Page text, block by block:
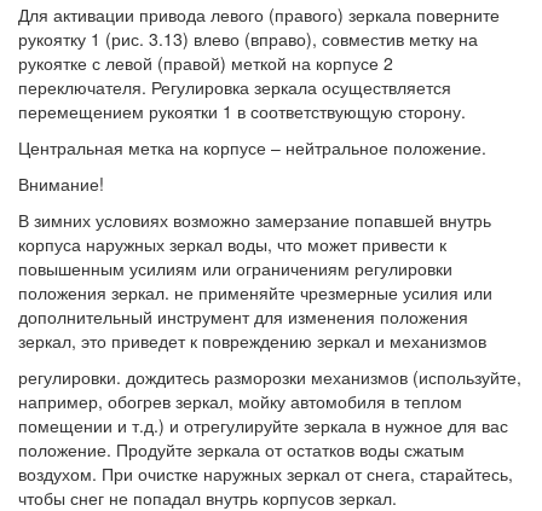
Для активации привода левого (правого) зеркала поверните
рукоятку 1 (рис. 3.13) влево (вправо), совместив метку на
рукоятке с левой (правой) меткой на корпусе 2
переключателя. Регулировка зеркала осуществляется
перемещением рукоятки 1 в соответствующую сторону.
Центральная метка на корпусе – нейтральное положение.
Внимание!
В зимних условиях возможно замерзание попавшей внутрь
корпуса наружных зеркал воды, что может привести к
повышенным усилиям или ограничениям регулировки
положения зеркал. не применяйте чрезмерные усилия или
дополнительный инструмент для изменения положения
зеркал, это приведет к повреждению зеркал и механизмов
регулировки. дождитесь разморозки механизмов (используйте,
например, обогрев зеркал, мойку автомобиля в теплом
помещении и т.д.) и отрегулируйте зеркала в нужное для вас
положение. Продуйте зеркала от остатков воды сжатым
воздухом. При очистке наружных зеркал от снега, старайтесь,
чтобы снег не попадал внутрь корпусов зеркал.